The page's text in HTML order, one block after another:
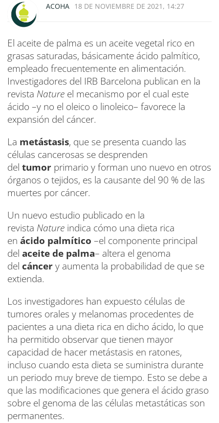
ACOHA 18 DE NOVIEMBRE DE 2021, 14:27
El aceite de palma es un aceite vegetal rico en
grasas saturadas, básicamente ácido palmítico,
empleado frecuentemente en alimentación.
Investigadores del IRB Barcelona publican en la
revista Nature el mecanismo por el cual este
ácido –y no el oleico o linoleico– favorece la
expansión del cáncer.
La metástasis, que se presenta cuando las
células cancerosas se desprenden
del tumor primario y forman uno nuevo en otros
órganos o tejidos, es la causante del 90 % de las
muertes por cáncer.
Un nuevo estudio publicado en la
revista Nature indica cómo una dieta rica
en ácido palmítico –el componente principal
del aceite de palma– altera el genoma
del cáncery aumenta la probabilidad de que se
extienda.
Los investigadores han expuesto células de
tumores orales y melanomas procedentes de
pacientes a una dieta rica en dicho ácido, lo que
ha permitido observar que tienen mayor
capacidad de hacer metástasis en ratones,
incluso cuando esta dieta se suministra durante
un periodo muy breve de tiempo. Esto se debe a
que las modificaciones que genera el ácido graso
sobre el genoma de las células metastáticas son
permanentes.